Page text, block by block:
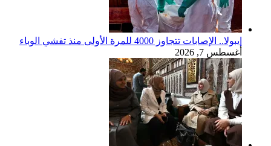
إيبولا.. الإصابات تتجاوز 4000 للمرة الأولى منذ تفشي الوباء
أغسطس 7, 2026